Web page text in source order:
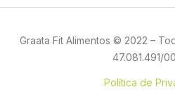
Graata Fit Alimentos © 2022 –
47.081.491/
Política de